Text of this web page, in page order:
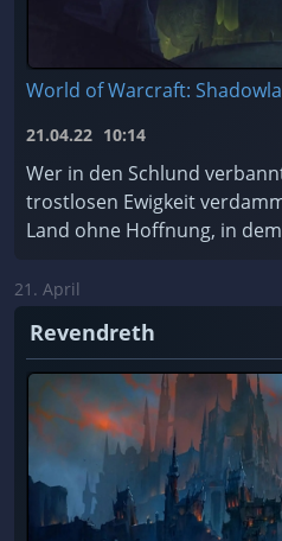
World of Warcraft:
21.04.22 10:14
Wer in den Schlund
trostlosen Ewigkeit
Land ohne Hoffnung, in
Soll ...
21. April
Revendreth